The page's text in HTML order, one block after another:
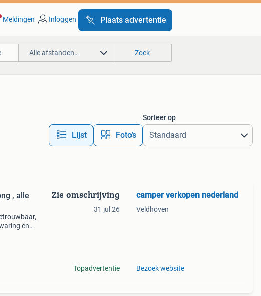
Meldingen Inloggen Plaats advertentie
Alle afstanden… Zoek
Lijst Foto’s
Sorteer op
, alle
en
Zie omschrijving
31 jul 26
Topadvertentie
camper verkopen nederland
Veldhoven
Bezoek website